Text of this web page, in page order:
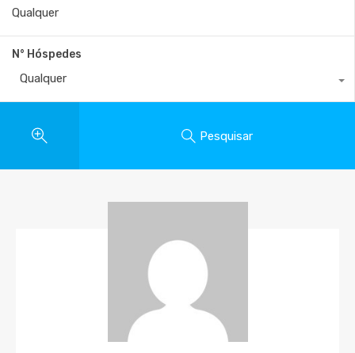
N° Hóspedes
Qualquer
Pesquisar